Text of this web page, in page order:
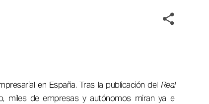
en España. Tras la publicación del Real
de empresas y autónomos miran ya el